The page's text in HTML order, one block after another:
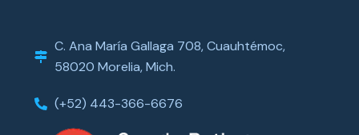
C. Ana María Gallaga 708, Cuauhtémoc,
58020 Morelia, Mich.
(+52) 443-366-6676